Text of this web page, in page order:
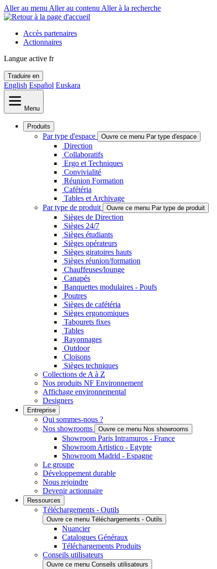
Aller au menu Aller au contenu Aller à la recherche
Accès partenaires
Actionnaires
Langue active fr
Traduire en
English Español Euskara
Menu
Produits
Par type d'espace Ouvre ce menu Par type d'espace
Direction
Collaboratifs
Ergo et Techniques
Convivialité
Réunion Formation
Cafétéria
Tables et Archivage
Par type de produit
Ouvre ce menu Par type de produit
Sièges de Direction
Sièges 24/7
Sièges étudiants
Sièges opérateurs
Sièges giratoires hauts
Sièges réunion/formation
Chauffeuses/lounge
Canapés
Banquettes modulaires - Poufs
Poutres
Sièges de cafétéria
Sièges ergonomiques
Tabourets fixes
Tables
Rayonnages
Outdoor
Cloisons
Sièges techniques
Collections de A à Z
Nos produits NF Environnement
Affichage environnemental
Designers
Entreprise
Qui sommes-nous ?
Nos showrooms
Ouvre ce menu Nos showrooms
Showroom Paris Intramuros - France
Showroom Artistico - Egypte
Showroom Madrid - Espagne
Le groupe
Développement durable
Nous rejoindre
Devenir actionnaire
Ressources
Téléchargements - Outils
Ouvre ce menu Téléchargements - Outils
Nuancier
Catalogues Généraux
Téléchargements Produits
Conseils utilisateurs
Ouvre ce menu Conseils utilisateurs